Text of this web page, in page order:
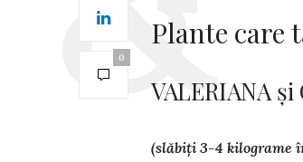
0
Plante care
VALERIANA
(slăbiți 3-4 kilograme